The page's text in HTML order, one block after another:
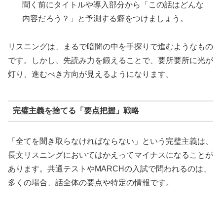
聞く前にタイトルや導入部分から「この話はどんな
内容だろう？」と予測する癖をつけましょう。
リスニングは、まるで暗闇の中を手探りで進むようなもの
です。しかし、先読み力を鍛えることで、要所要所に光が
灯り、進むべき方向が見えるようになります。
完璧主義を捨てる「要点把握」戦略
「全てを聞き取らなければならない」という完璧主義は、
長文リスニングにおいてはかえってマイナスになることが
あります。共通テストやMARCHの入試で問われるのは、
多くの場合、話全体の要点や特定の情報です。